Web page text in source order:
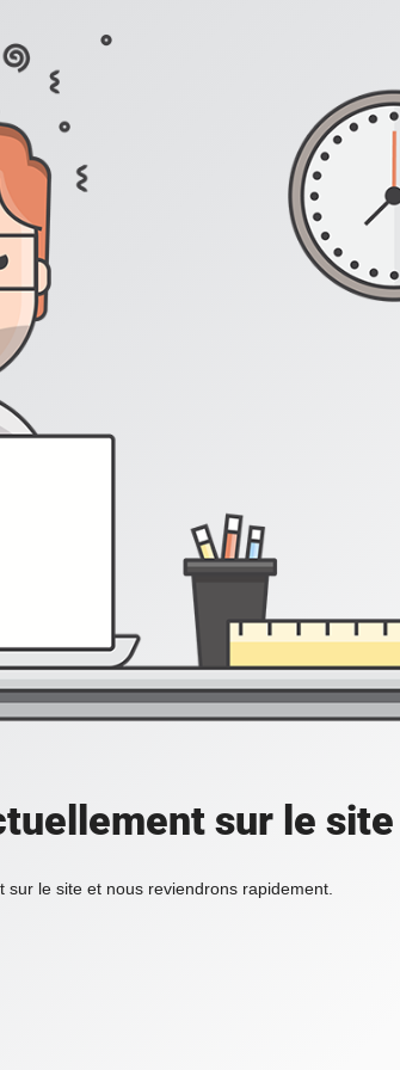
sur le site
le site et nous reviendrons rapidement.